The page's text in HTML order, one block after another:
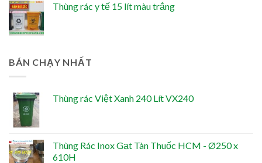
Thùng rác y tế 15 lít màu trắng
BÁN CHẠY NHẤT
Thùng rác Việt Xanh 240 Lít VX240
Thùng Rác Inox Gạt Tàn Thuốc HCM - Ø250 x
610H